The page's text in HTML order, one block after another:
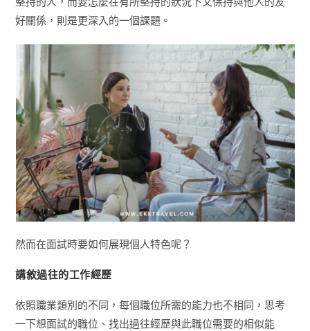
好關係，則是更深入的一個課題。
然而在面試時要如何展現個人特色呢？
講敘過往的工作經歷
依照職業類別的不同，每個職位所需的能力也不相同，思考
一下想面試的職位、找出過往經歷與此職位需要的相似能